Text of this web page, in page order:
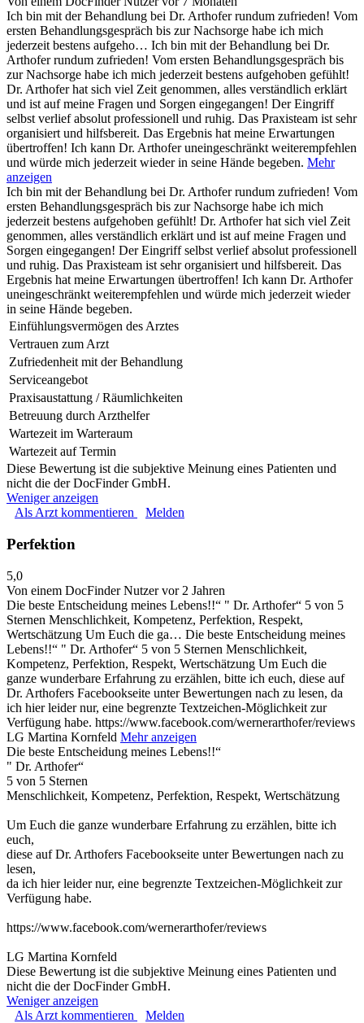
Ich bin mit der Behandlung bei Dr. Arthofer rundum zufrieden! Vom
ersten Behandlungsgespräch bis zur Nachsorge habe ich mich
jederzeit bestens aufgeho… Ich bin mit der Behandlung bei Dr.
Arthofer rundum zufrieden! Vom ersten Behandlungsgespräch bis
zur Nachsorge habe ich mich jederzeit bestens aufgehoben gefühlt!
Dr. Arthofer hat sich viel Zeit genommen, alles verständlich erklärt
und ist auf meine Fragen und Sorgen eingegangen! Der Eingriff
selbst verlief absolut professionell und ruhig. Das Praxisteam ist sehr
organisiert und hilfsbereit. Das Ergebnis hat meine Erwartungen
übertroffen! Ich kann Dr. Arthofer uneingeschränkt weiterempfehlen
und würde mich jederzeit wieder in seine Hände begeben. Mehr
anzeigen
Ich bin mit der Behandlung bei Dr. Arthofer rundum zufrieden! Vom
ersten Behandlungsgespräch bis zur Nachsorge habe ich mich
jederzeit bestens aufgehoben gefühlt! Dr. Arthofer hat sich viel Zeit
genommen, alles verständlich erklärt und ist auf meine Fragen und
Sorgen eingegangen! Der Eingriff selbst verlief absolut professionell
und ruhig. Das Praxisteam ist sehr organisiert und hilfsbereit. Das
Ergebnis hat meine Erwartungen übertroffen! Ich kann Dr. Arthofer
uneingeschränkt weiterempfehlen und würde mich jederzeit wieder
in seine Hände begeben.
Einfühlungsvermögen des Arztes
Vertrauen zum Arzt
Zufriedenheit mit der Behandlung
Serviceangebot
Praxisaustattung / Räumlichkeiten
Betreuung durch Arzthelfer
Wartezeit im Warteraum
Wartezeit auf Termin
Diese Bewertung ist die subjektive Meinung eines Patienten und
nicht die der DocFinder GmbH.
Weniger anzeigen
Als Arzt kommentieren
Melden
Perfektion
5,0
Von einem DocFinder Nutzervor 2 Jahren
Die beste Entscheidung meines Lebens!!“ " Dr. Arthofer“ 5 von 5
Sternen Menschlichkeit, Kompetenz, Perfektion, Respekt,
Wertschätzung Um Euch die ga… Die beste Entscheidung meines
Lebens!!“ " Dr. Arthofer“ 5 von 5 Sternen Menschlichkeit,
Kompetenz, Perfektion, Respekt, Wertschätzung Um Euch die
ganze wunderbare Erfahrung zu erzählen, bitte ich euch, diese auf
Dr. Arthofers Facebookseite unter Bewertungen nach zu lesen, da
ich hier leider nur, eine begrenzte Textzeichen-Möglichkeit zur
Verfügung habe. https://www.facebook.com/wernerarthofer/reviews
LG Martina Kornfeld Mehr anzeigen
Die beste Entscheidung meines Lebens!!“
" Dr. Arthofer“
5 von 5 Sternen
Menschlichkeit, Kompetenz, Perfektion, Respekt, Wertschätzung
Um Euch die ganze wunderbare Erfahrung zu erzählen, bitte ich
euch,
diese auf Dr. Arthofers Facebookseite unter Bewertungen nach zu
lesen,
da ich hier leider nur, eine begrenzte Textzeichen-Möglichkeit zur
Verfügung habe.
https://www.facebook.com/wernerarthofer/reviews
LG Martina Kornfeld
Diese Bewertung ist die subjektive Meinung eines Patienten und
nicht die der DocFinder GmbH.
Weniger anzeigen
Als Arzt kommentieren
Melden